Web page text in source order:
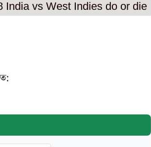
India vs West Indies do or die